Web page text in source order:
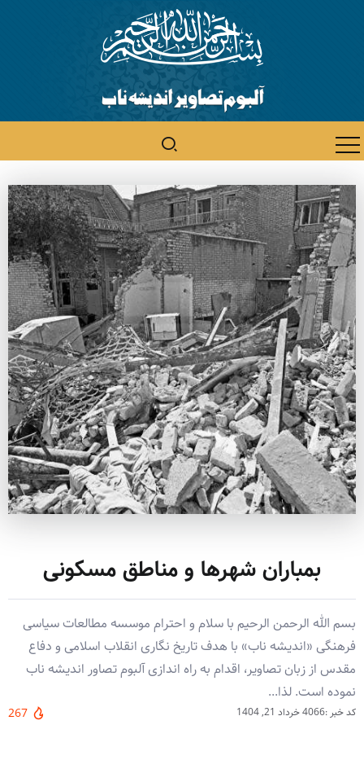
بمباران شهرها و مناطق مسکونی
بسم الله الرحمن الرحیم با سلام و احترام موسسه مطالعات سیاسی
فرهنگی «اندیشه ناب» با هدف تاریخ نگاری انقلاب اسلامی و دفاع
مقدس از زبان تصاویر، اقدام به راه اندازی آلبوم تصاور اندیشه ناب
نموده است. لذا...
کد خبر :4066 خرداد 21, 1404 267